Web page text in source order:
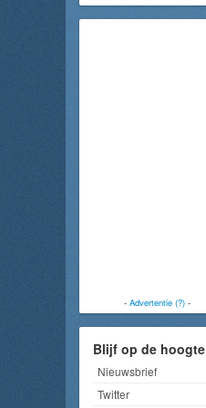
- Advertentie (?)-
Blijf op de hoogte
Nieuwsbrief
Twitter